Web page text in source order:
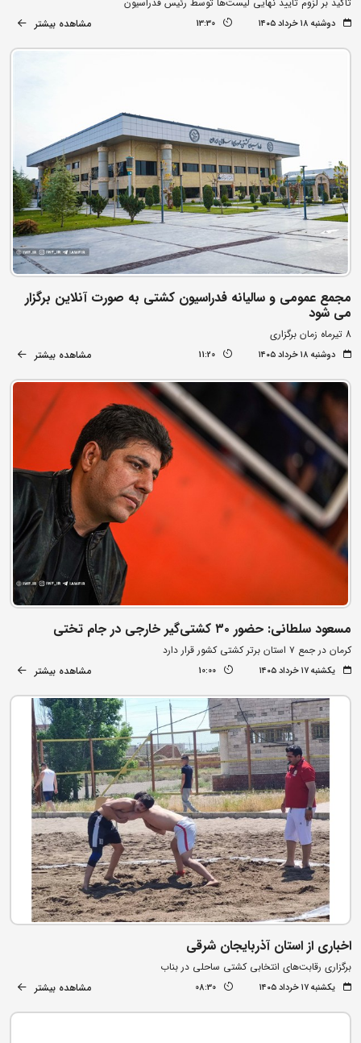
دوشنبه ۱۸ خرداد ۱۴۰۵ 13:30 مشاهده بیشتر
مجمع عمومی و سالیانه فدراسیون کشتی به صورت آنلاین برگزار
می شود
8 تیرماه زمان برگزاری
دوشنبه ۱۸ خرداد ۱۴۰۵ 11:20 مشاهده بیشتر
مسعود سلطانی: حضور ۳۰ کشتی‌گیر خارجی در جام تختی
کرمان در جمع ۷ استان برتر کشتی کشور قرار دارد
یکشنبه ۱۷ خرداد ۱۴۰۵ 10:00 مشاهده بیشتر
اخباری از استان آذربایجان شرقی
برگزاری رقابت‌های انتخابی کشتی ساحلی در بناب
یکشنبه ۱۷ خرداد ۱۴۰۵ 08:30 مشاهده بیشتر